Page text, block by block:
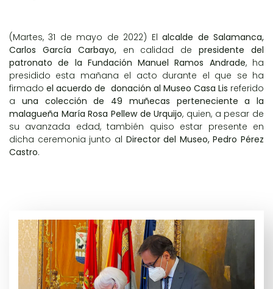
(Martes, 31 de mayo de 2022) Elalcalde de Salamanca,
Carlos García Carbayo,en calidad depresidente del
patronato de la Fundación Manuel Ramos Andrade, ha
presidido esta mañana el acto durante el que se ha
firmadoel acuerdo de donación al Museo Casa Lis referido
a una colección de 49 muñecas perteneciente a la
malagueña María Rosa Pellew de Urquijo, quien, a pesar de
su avanzada edad, también quiso estar presente en
dicha ceremonia junto al Director del Museo, Pedro Pérez
Castro.